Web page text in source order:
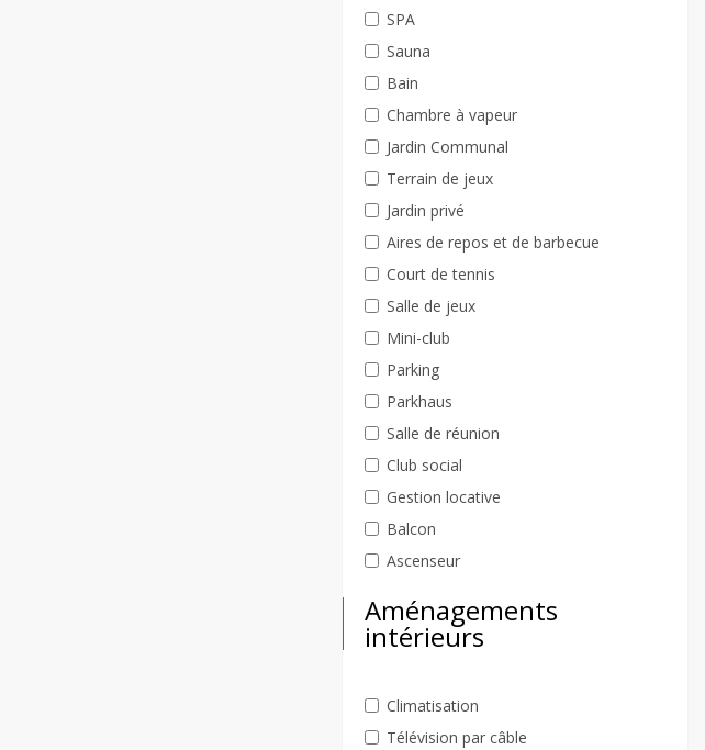
SPA
Sauna
Bain
Chambre à vapeur
Jardin Communal
Terrain de jeux
Jardin privé
Aires de repos et de barbecue
Court de tennis
Salle de jeux
Mini-club
Parking
Parkhaus
Salle de réunion
Club social
Gestion locative
Balcon
Ascenseur
Aménagements
intérieurs
Climatisation
Télévision par câble